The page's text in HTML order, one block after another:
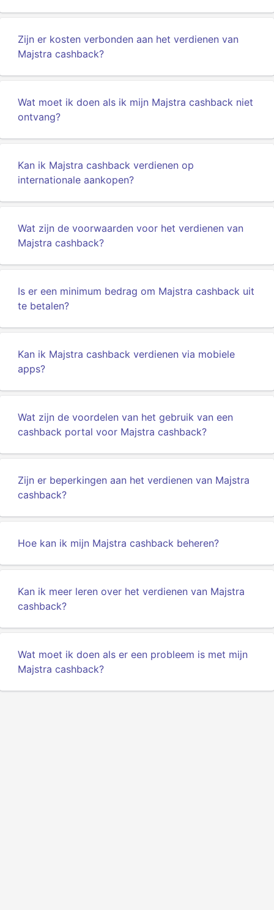
Zijn er kosten verbonden aan het verdienen van
Majstra cashback?
Wat moet ik doen als ik mijn Majstra cashback niet
ontvang?
Kan ik Majstra cashback verdienen op
internationale aankopen?
Wat zijn de voorwaarden voor het verdienen van
Majstra cashback?
Is er een minimum bedrag om Majstra cashback uit
te betalen?
Kan ik Majstra cashback verdienen via mobiele
apps?
Wat zijn de voordelen van het gebruik van een
cashback portal voor Majstra cashback?
Zijn er beperkingen aan het verdienen van Majstra
cashback?
Hoe kan ik mijn Majstra cashback beheren?
Kan ik meer leren over het verdienen van Majstra
cashback?
Wat moet ik doen als er een probleem is met mijn
Majstra cashback?